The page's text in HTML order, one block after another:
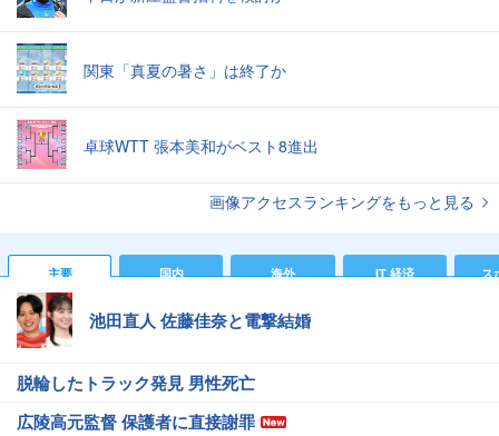
関東「真夏の暑さ」は終了か
卓球WTT 張本美和がベスト8進出
画像アクセスランキングをもっと見る
主要 国内 海外 IT 経済 ス
池田直人 佐藤佳奈と電撃結婚
脱輪したトラック発見 男性死亡
広陵高元監督 保護者に直接謝罪